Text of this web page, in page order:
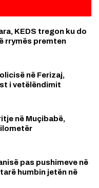
KEDS tregon ku do
rrymës premten
në Ferizaj,
i vetëlëndimit
në Muçibabë,
pas pushimeve në
humbin jetën në